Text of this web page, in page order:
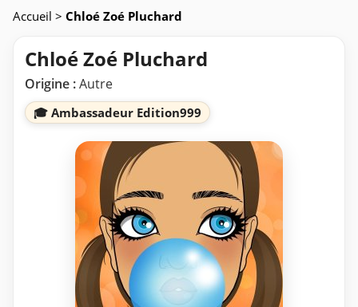
Accueil > Chloé Zoé Pluchard
Chloé Zoé Pluchard
Origine :Autre
🎓 Ambassadeur Edition999